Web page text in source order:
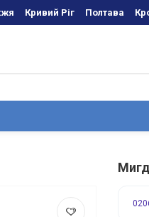
Кривий Ріг Полтава